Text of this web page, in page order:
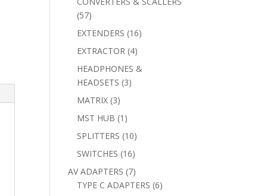
5757
products
EXTENDERS 1616
EXTRACTOR 44
products
HEADPHONES &
HEADSETS 33
MATRIX 33
products
MST HUB 1 1
product
SPLITTERS 1010
products
SWITCHES 1616
products
AV ADAPTERS 77
products
TYPE C ADAPTERS 66